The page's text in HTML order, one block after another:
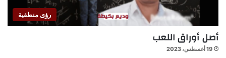
رؤى منطقية
أصل أوراق اللعب
19 أغسطس، 2023